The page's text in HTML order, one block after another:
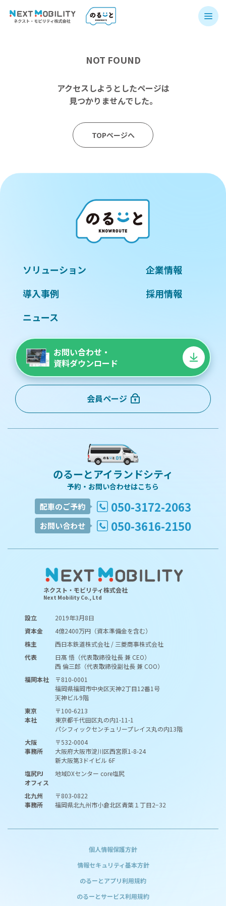
NOT FOUND
アクセスしようとしたページは
見つかりませんでした。
TOPページへ
ソリューション
導入事例
ニュース
企業情報
採用情報
お問い合わせ・
資料ダウンロード
会員ページ
のるーとアイランドシティ
予約・お問い合わせはこちら
配車のご予約 050-3172-2063
お問い合わせ 050-3616-2150
ネクスト・モビリティ株式会社
Next Mobility Co., Ltd
設立
2019年3月8日
資本金
4億2400万円（資本準備金を含む）
株主
西日本鉄道株式会社 / 三菱商事株式会社
代表
日髙 悟（代表取締役社長 兼 CEO）
西 倫三郎（代表取締役副社長 兼 COO）
福岡本社
〒810-0001
福岡県福岡市中央区天神2丁目12番1号
天神ビル9階
東京
本社
〒100-6213
東京都千代田区丸の内1-11-1
パシフィックセンチュリープレイス丸の内13階
大阪
事務所
〒532-0004
大阪府大阪市淀川区西宮原1-8-24
新大阪第3ドイビル 6F
塩尻PJ
オフィス
地域DXセンター core塩尻
北九州
事務所
〒803-0822
福岡県北九州市小倉北区青葉１丁目2−32
個人情報保護方針
情報セキュリティ基本方針
のるーとアプリ利用規約
のるーとサービス利用規約